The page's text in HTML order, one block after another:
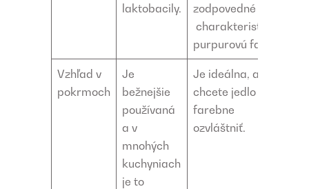
laktobacily.
zodpovedné za
charakteristickú
purpurovú farbu.
Vzhľad v
pokrmoch
Je
bežnejšie
používaná
a v
mnohých
kuchyniach
je to
Je ideálna, ak
chcete jedlo
farebne
ozvláštniť.